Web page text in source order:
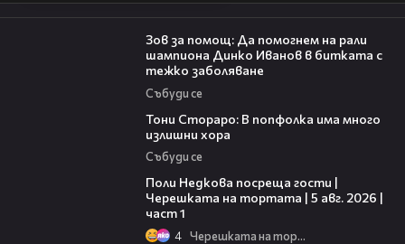
03:29
Зов за помощ: Да помогнем на рали
шампиона Динко Иванов в битката с
тежко заболяване
Събуди се
Тони Стораро: В попфолка има много
излишни хора
Събуди се
Поли Недкова посреща гости |
Черешката на тортата | 5 авг. 2026 |
част 1
4 Черешката на тортата